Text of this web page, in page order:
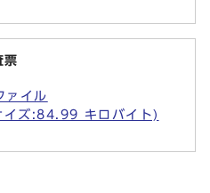
査票
ァイル
ズ:84.99 キロバイト)